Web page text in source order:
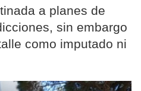
a planes de
sin embargo
como imputado ni